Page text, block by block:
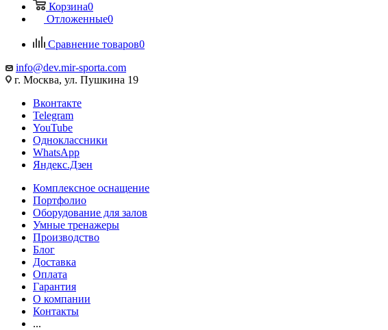
Корзина0
Отложенные0
Сравнение товаров0
info@dev.mir-sporta.com
г. Москва, ул. Пушкина 19
Вконтакте
Telegram
YouTube
Одноклассники
WhatsApp
Яндекс.Дзен
Комплексное оснащение
Портфолио
Оборудование для залов
Умные тренажеры
Производство
Блог
Доставка
Оплата
Гарантия
О компании
Контакты
...